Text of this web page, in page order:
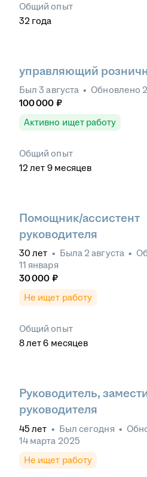
Общий опыт
32 года
управляющий
Был 3 августа • Обновлено
100 000 ₽
Активно ищет работу
Общий опыт
12 лет 9 месяцев
Помощник/ассистент
руководителя
30 лет • Была 2 августа •
11 января
30 000 ₽
Не ищет работу
Общий опыт
8лет 6 месяцев
Руководитель,
руководителя
45 лет • Был сегодня •
14 марта 2025
Не ищет работу